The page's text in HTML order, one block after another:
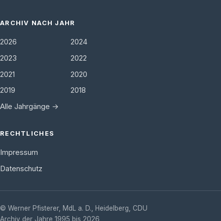
ARCHIV NACH JAHR
2026
2024
2023
2022
2021
2020
2019
2018
Alle Jahrgänge →
RECHTLICHES
Impressum
Datenschutz
© Werner Pfisterer, MdL a. D. Heidelberg
CDU
Archiv der Jahre 1995 bis 2026